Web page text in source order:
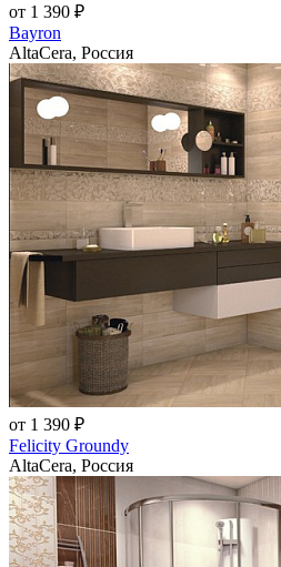
от 1 390 ₽
Bayron
AltaCera, Россия
от 1 390 ₽
Felicity Groundy
AltaCera, Россия